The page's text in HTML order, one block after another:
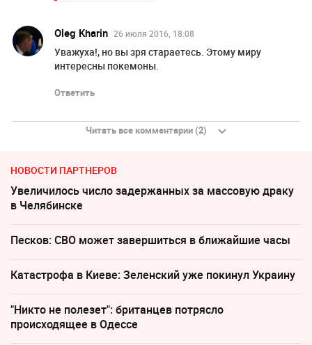
Oleg Kharin 26 июля 2016, 18:08
Уважуха!, но вы зря стараетесь. Этому миру
интересны покемоны.
Ответить
Читать все комментарии (2)
НОВОСТИ ПАРТНЕРОВ
Увеличилось число задержанных за массовую драку
в Челябинске
Песков: СВО может завершиться в ближайшие часы
Катастрофа в Киеве: Зеленский уже покинул Украину
"Никто не полезет": британцев потрясло
происходящее в Одессе